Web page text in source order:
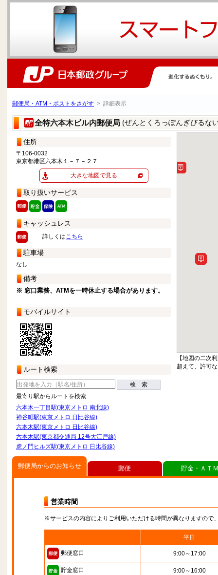
郵便局・ATM・ポストをさがす > 詳細表示
全特六本木ビル内郵便局 (ぜんとくろっぽんぎびるな
住所
〒106-0032
東京都港区六本木１－７－２７
大きな地図で見る
取り扱いサービス
キャッシュレス
詳しくはこちら
駐車場
なし
備考
※ 窓口業務、ATMを一時休止する場合があります。
モバイルサイト
ルート検索
検 索
最寄り駅からルートを検索
六本木一丁目駅(東京メトロ 南北線)
神谷町駅(東京メトロ 日比谷線)
六本木駅(東京メトロ 日比谷線)
六本木駅(東京都交通局 12号大江戸線)
虎ノ門ヒルズ駅(東京メトロ 日比谷線)
【地図の二次
超えて、許可
郵便局からのお知らせ
営業時間
※サービスの内容によりご利用いただける時間が異なりますので
平日
郵便窓口 9:00～17:00
貯金窓口 9:00～16:00
郵便 貯金・ＡＴ